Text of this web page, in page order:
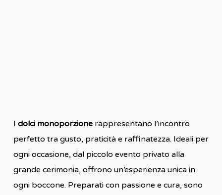
I dolci monoporzionerappresentano l’incontro
perfetto tra gusto, praticità e raffinatezza. Ideali per
ogni occasione, dal piccolo evento privato alla
grande cerimonia, offrono un’esperienza unica in
ogni boccone. Preparati con passione e cura, sono